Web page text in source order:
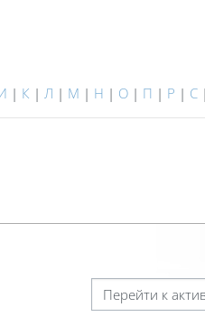
| К | Л | М | Н | О | П | Р | С |
Перейти к